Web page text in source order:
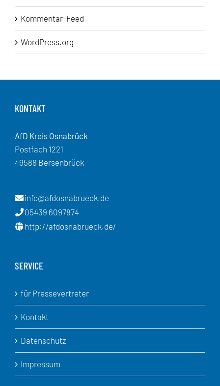
Kommentar-Feed
WordPress.org
KONTAKT
AfD Kreis Osnabrück
Postfach 1221
49588 Bersenbrück
info@afdosnabrueck.de
05439 6097874
http://afdosnabrueck.de/
SERVICE
für Pressevertreter
Kontakt
Datenschutz
Impressum